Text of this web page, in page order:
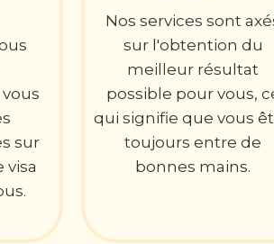
sur
visa
Nos services sont
sur l'obtention du
meilleur résultat
possible pour vous,
qui signifie que vous
toujours entre de
bonnes mains.